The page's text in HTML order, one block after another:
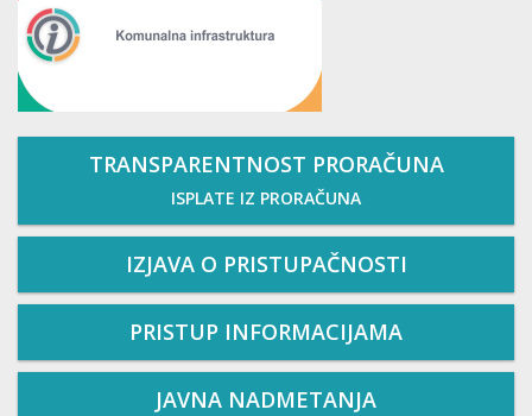
TRANSPARENTNOST PRORAČUNA
ISPLATE IZ PRORAČUNA
IZJAVA O PRISTUPAČNOSTI
PRISTUP INFORMACIJAMA
JAVNA NADMETANJA